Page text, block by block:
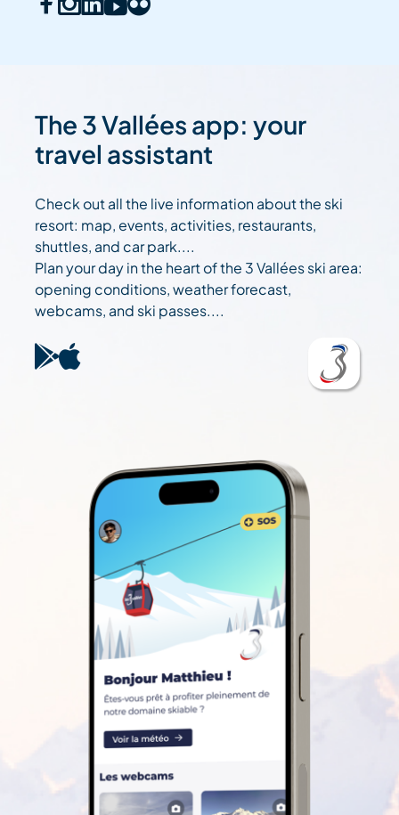
The 3 Vallées app: your
travel assistant
Check out all the live information about the ski
resort: map, events, activities, restaurants,
shuttles, and car park....
Plan your day in the heart of the 3 Vallées ski area:
opening conditions, weather forecast,
webcams, and ski passes....